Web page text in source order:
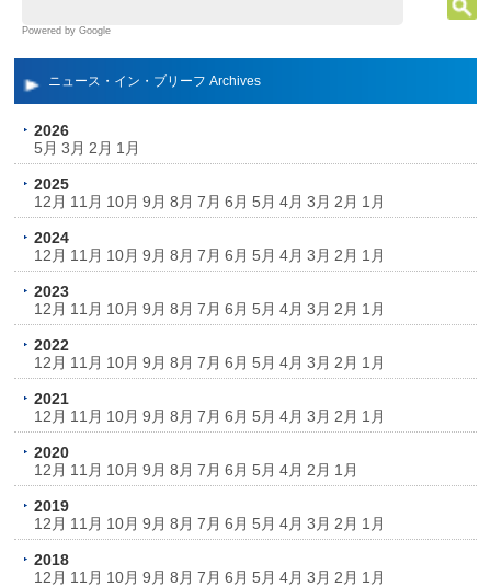
Powered by Google
ニュース・イン・ブリーフ Archives
2026
5月 3月 2月 1月
2025
12月 11月 10月 9月 8月 7月 6月 5月 4月 3月 2月 1月
2024
12月 11月 10月 9月 8月 7月 6月 5月 4月 3月 2月 1月
2023
12月 11月 10月 9月 8月 7月 6月 5月 4月 3月 2月 1月
2022
12月 11月 10月 9月 8月 7月 6月 5月 4月 3月 2月 1月
2021
12月 11月 10月 9月 8月 7月 6月 5月 4月 3月 2月 1月
2020
12月 11月 10月 9月 8月 7月 6月 5月 4月 2月 1月
2019
12月 11月 10月 9月 8月 7月 6月 5月 4月 3月 2月 1月
2018
12月 11月 10月 9月 8月 7月 6月 5月 4月 3月 2月 1月